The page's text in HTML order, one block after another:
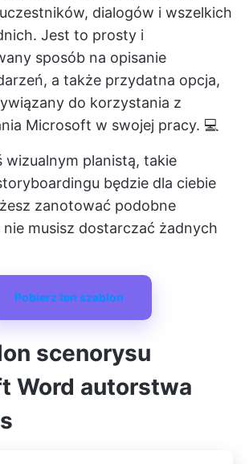
dialogów i wszelkich
Jest to prosty i
sposób na opisanie
a także przydatna opcja,
do korzystania z
Microsoft w swojej pracy. 💻
wizualnym planistą, takie
będzie dla ciebie
zanotować podobne
nie musisz dostarczać żadnych
Pobierz ten szablon
scenorysu
Word autorstwa